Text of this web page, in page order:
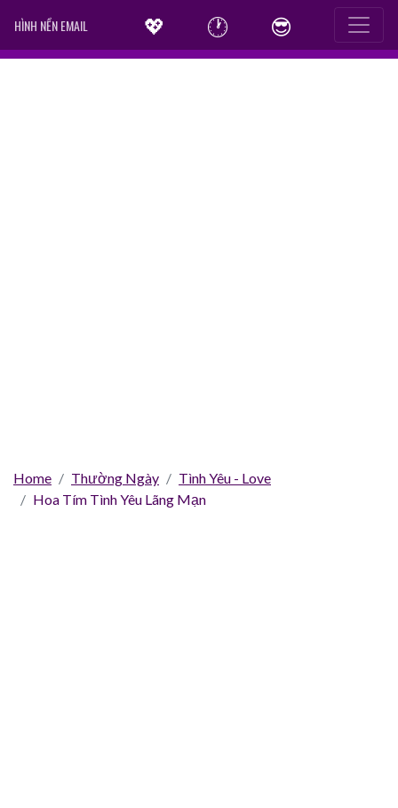
HÌNH NỀN EMAIL 💖 🕐 😎
Home Thường Ngày
Tình Yêu - Love
Hoa Tím Tình Yêu Lãng Mạn